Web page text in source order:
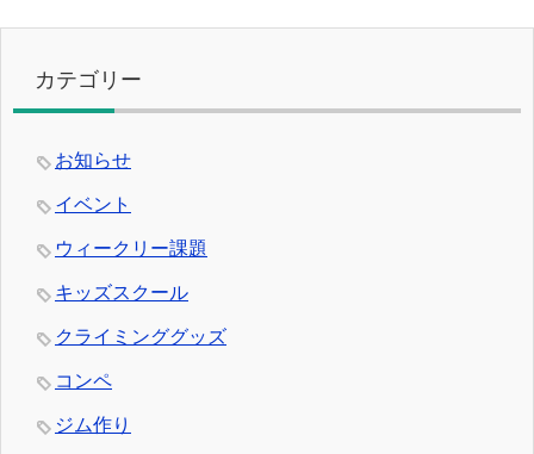
カテゴリー
お知らせ
イベント
ウィークリー課題
キッズスクール
クライミンググッズ
コンペ
ジム作り